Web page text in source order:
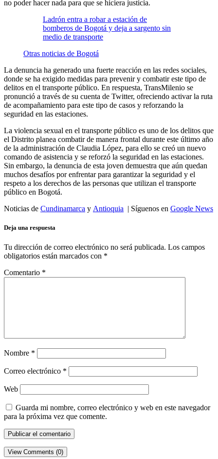
no poder hacer nada para que se hiciera justicia.
Ladrón entra a robar a estación de
bomberos de Bogotá y deja a sargento sin
medio de transporte
Otras noticias de Bogotá
La denuncia ha generado una fuerte reacción en las redes sociales,
donde se ha exigido medidas para prevenir y combatir este tipo de
delitos en el transporte público. En respuesta, TransMilenio se
pronunció a través de su cuenta de Twitter, ofreciendo activar la ruta
de acompañamiento para este tipo de casos y reforzando la
seguridad en las estaciones.
La violencia sexual en el transporte público es uno de los delitos que
el Distrito planea combatir de manera frontal durante este último año
de la administración de Claudia López, para ello se creó un nuevo
comando de asistencia y se reforzó la seguridad en las estaciones.
Sin embargo, la denuncia de esta joven demuestra que aún quedan
muchos desafíos por enfrentar para garantizar la seguridad y el
respeto a los derechos de las personas que utilizan el transporte
público en Bogotá.
Noticias de Cundinamarca y Antioquia | Síguenos en Google News
Deja una respuesta
Tu dirección de correo electrónico no será publicada. Los campos
obligatorios están marcados con *
Comentario *
Nombre *
Correo electrónico *
Web
Guarda mi nombre, correo electrónico y web en este navegador
para la próxima vez que comente.
View Comments (0)